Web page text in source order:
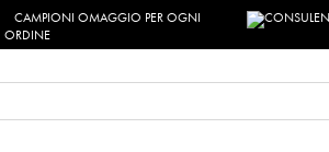
CAMPIONI OMAGGIO PER OGNI
ORDINE